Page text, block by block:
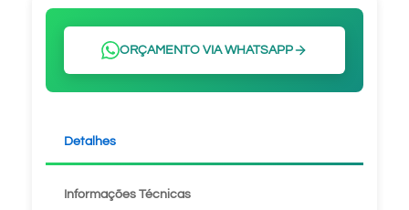
ORÇAMENTO VIA WHATSAPP
Detalhes
Informações Técnicas